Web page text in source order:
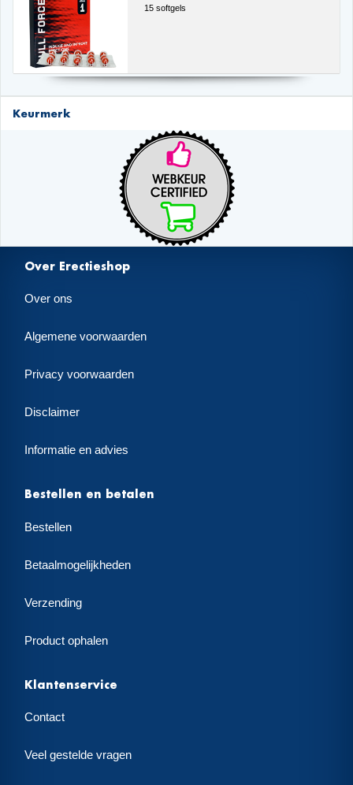
15 softgels
Keurmerk
Over Erectieshop
Over ons
Algemene voorwaarden
Privacy voorwaarden
Disclaimer
Informatie en advies
Bestellen en betalen
Bestellen
Betaalmogelijkheden
Verzending
Product ophalen
Klantenservice
Contact
Veel gestelde vragen